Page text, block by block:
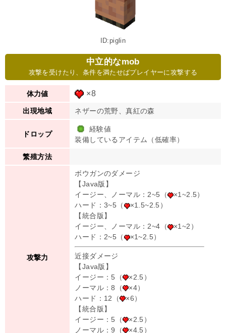
ID:piglin
中立的なmob
攻撃を受けたり、条件を満たせばプレイヤーに攻撃する
体力値 ×8
出現地域 ネザーの荒野、真紅の森
ドロップ
経験値
装備しているアイテム（低確率）
繁殖方法
攻撃力
ボウガンのダメージ
【Java版】
イージー、ノーマル：2~5（
×1~2.5）
ハード：3~5（
×1.5~2.5）
【統合版】
イージー、ノーマル：2~4（
×1~2）
ハード：2~5（
×1~2.5）
近接ダメージ
【Java版】
イージー：5（
×2.5）
ノーマル：8（
×4）
ハード：12（
×6）
【統合版】
イージー：5（
×2.5）
ノーマル：9（
×4.5）